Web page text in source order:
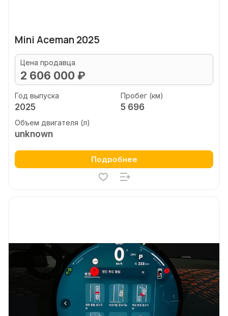
Mini Aceman 2025
Цена продавца
2 606 000 ₽
Год выпуска
2025
Пробег (км)
5 696
Объем двигателя (л)
unknown
Подробнее